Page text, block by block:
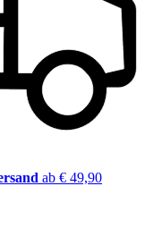
ab € 49,90